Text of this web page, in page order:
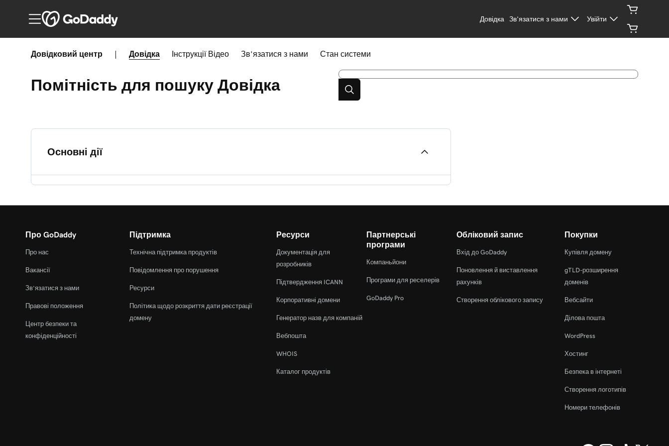
Довідка Зв’язатися з нами Увійти
Довідковий центр Довідка Інструкції Відео Зв’язатися з нами Стан системи
Помітність для пошуку Довідка
Основні дії
Про GoDaddy
Про нас
Вакансії
Зв’язатися з нами
Правові положення
Центр безпеки та
конфіденційності
Підтримка
Технічна підтримка продуктів
Повідомлення про порушення
Ресурси
Політика щодо розкриття дати реєстрації
домену
Ресурси
Документація для
розробників
Підтвердження ICANN
Корпоративні домени
Генератор назв для компаній
Вебпошта
WHOIS
Каталог продуктів
Партнерські
програми
Компаньйони
Програми для реселерів
GoDaddy Pro
Обліковий запис
Вхід до GoDaddy
Поновлення й виставлення
рахунків
Створення облікового запису
Покупки
Купівля домену
gTLD-розширення
доменів
Вебсайти
Ділова пошта
WordPress
Хостинг
Безпека в інтернеті
Створення логотипів
Номери телефонів